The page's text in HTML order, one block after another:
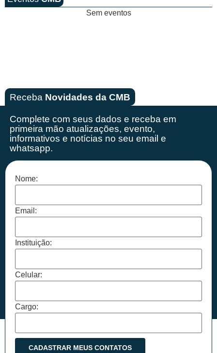
Sem eventos
Receba Novidades da CMB
Complete com seus dados e receba em
primeira mão atualizações, evento,
informativos e notícias no seu email e
whatsapp.
Nome:
Email:
Instituição:
Celular:
Cargo: